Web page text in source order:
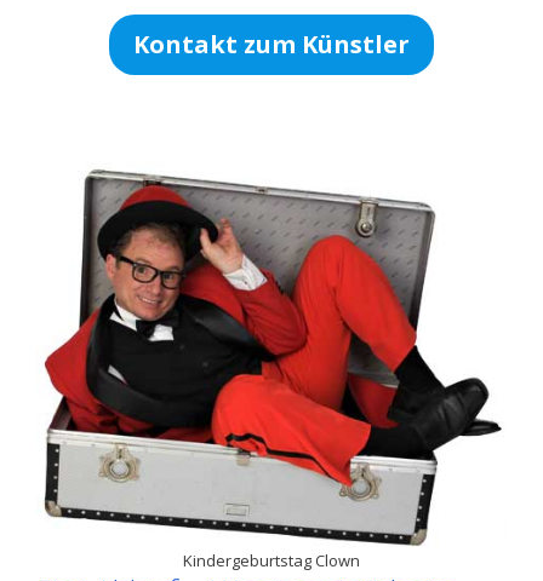
Kontakt zum Künstler
Kindergeburtstag Clown